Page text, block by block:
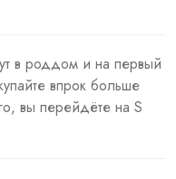
в роддом и на первый
впрок больше
вы перейдёте на S